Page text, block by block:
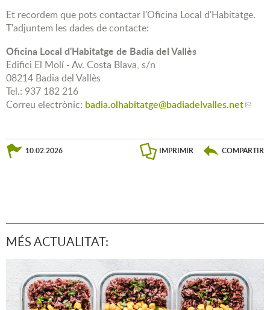
Et recordem que pots contactar l'Oficina Local d'Habitatge.
T'adjuntem les dades de contacte:
Oficina Local d'Habitatge de Badia del Vallès
Edifici El Molí - Av. Costa Blava, s/n
08214 Badia del Vallès
Tel.: 937 182 216
Correu electrònic: badia.olhabitatge@badiadelvalles.net
10.02.2026 IMPRIMIR COMPARTIR
MÉS ACTUALITAT: